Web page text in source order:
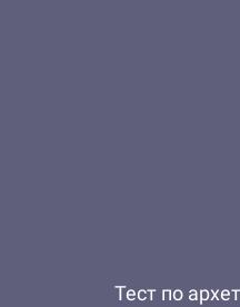
Тест по